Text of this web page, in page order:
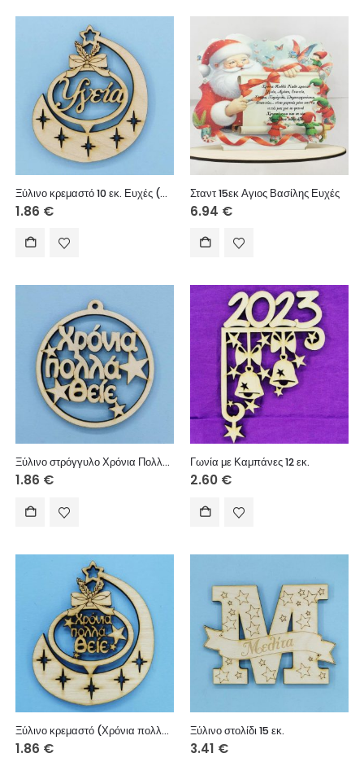
Ξύλινο κρεμαστό 10 εκ. Ευχές (Υγεία)
1.86 €
Σταντ 15εκ Αγιος Βασίλης Ευχές
6.94 €
Ξύλινο στρόγγυλο Χρόνια Πολλά (Θείε) 10 εκ.
1.86 €
Γωνία με Καμπάνες 12 εκ.
2.60 €
Ξύλινο κρεμαστό (Χρόνια πολλά Θείε) 10 εκ.
1.86 €
Ξύλινο στολίδι 15 εκ.
3.41 €